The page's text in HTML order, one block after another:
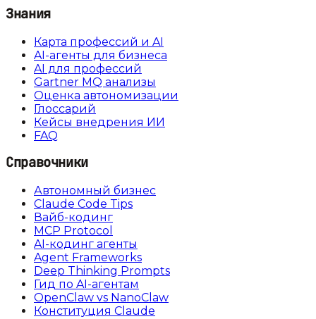
Знания
Карта профессий и AI
AI-агенты для бизнеса
AI для профессий
Gartner MQ анализы
Оценка автономизации
Глоссарий
Кейсы внедрения ИИ
FAQ
Справочники
Автономный бизнес
Claude Code Tips
Вайб-кодинг
MCP Protocol
AI-кодинг агенты
Agent Frameworks
Deep Thinking Prompts
Гид по AI-агентам
OpenClaw vs NanoClaw
Конституция Claude